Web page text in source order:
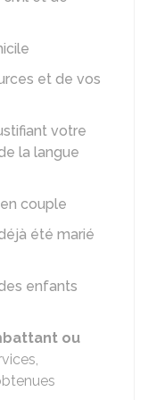
et de vos
votre
la langue
couple
été marié
enfants
ou